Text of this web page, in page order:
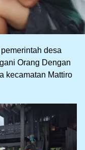
desa
Orang Dengan
kecamatan Mattiro